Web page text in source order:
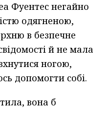
Фуентес негайно
одягненою,
в безпечне
й не мала
ногою,
допомогти собі.
вона б